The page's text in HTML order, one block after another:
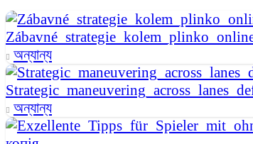
অন্যান্য
অন্যান্য